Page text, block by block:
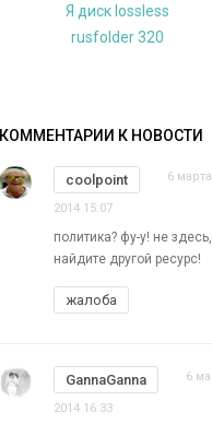
Я диск lossless
rusfolder 320
КОММЕНТАРИИ К НОВОСТИ
coolpoint 6 марта
2014 15:07
политика? фу-у! не здесь,
найдите другой ресурс!
жалоба
GannaGanna 6
2014 16:33